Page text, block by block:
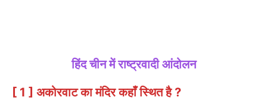
हिंद चीन में राष्ट्रवादी आंदोलन
[ 1 ] अकोरवाट का मंदिर कहाँ स्थित है ?